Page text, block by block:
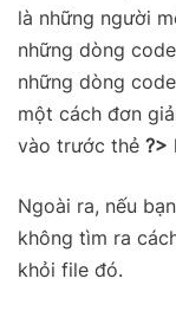
là những người
những dòng
những dòng
một cách đơn
vào trước thẻ ?>
Ngoài ra, nếu
không tìm ra
khỏi file đó.